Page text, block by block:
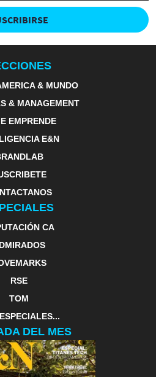
& MUNDO
& MANAGEMENT
EMPRENDE
E&N
CA
RSE
TOM
DEL MES